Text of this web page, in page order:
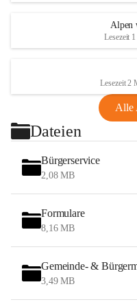
Alpen
Lesezeit
Lesezeit 2
Alle
Dateien
Bürgerservice
2,08 MB
Formulare
8,16 MB
Gemeinde- &
3,49 MB